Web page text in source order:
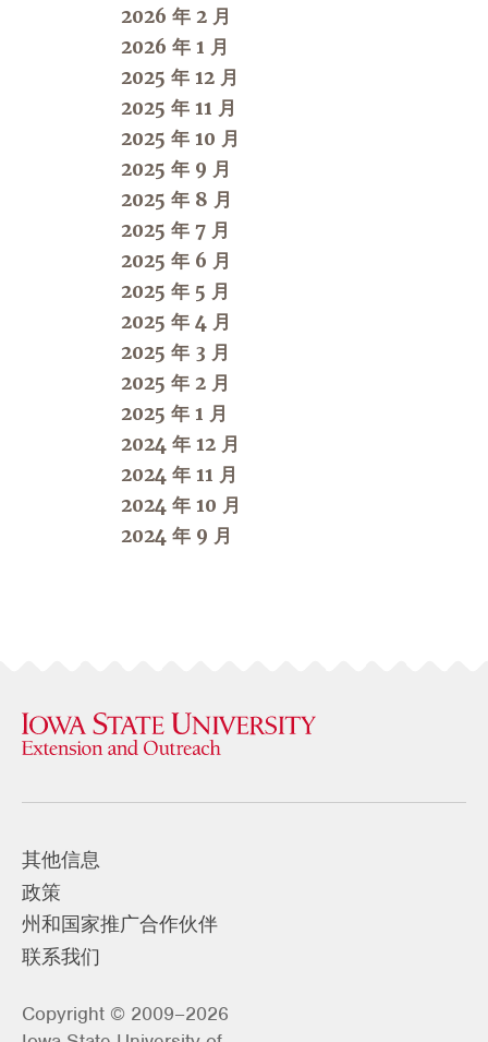
2026 年 2 月
2026 年 1 月
2025 年 12 月
2025 年 11 月
2025 年 10 月
2025 年 9 月
2025 年 8 月
2025 年 7 月
2025 年 6 月
2025 年 5 月
2025 年 4 月
2025 年 3 月
2025 年 2 月
2025 年 1 月
2024 年 12 月
2024 年 11 月
2024 年 10 月
2024 年 9 月
其他信息
政策
州和国家推广合作伙伴
联系我们
Copyright © 2009–2026